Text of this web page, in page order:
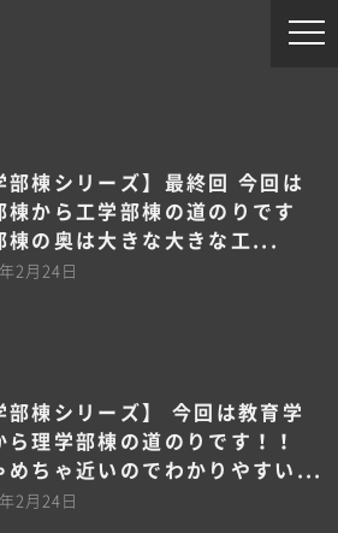
部棟シリーズ】最終回️ 今回は
棟から工学部棟の道のりです️
棟の奥は大きな大きな工...
2月24日
部棟シリーズ】 今回は教育学
ら理学部棟の道のりです！！
めちゃ近いのでわかりやすい...
2月24日